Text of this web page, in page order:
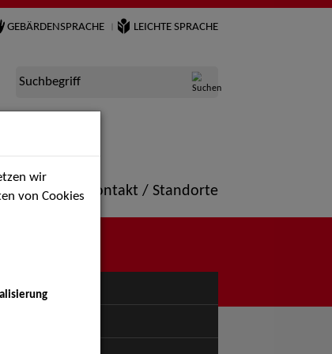
GEBÄRDENSPRACHE LEICHTE SPRACHE
Suchbegriff
Portfolio Kontakt / Standorte
wir
von Cookies